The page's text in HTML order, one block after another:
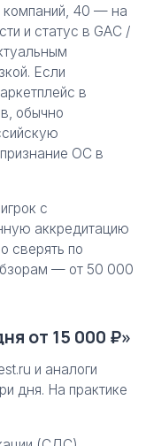
компаний, 40 — на
и статус в GAC /
Если
в
обычно
ОС в
с
аккредитацию
сверять по
— от 50 000
от 15 000 ₽»
и аналоги
дня. На практике